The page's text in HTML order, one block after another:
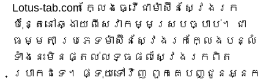
Lotus-tab.com ក្លែងធ្វើជាម៉ាស៊ីនស្វែងរក
ប៉ុន្តែនៅឆ្ងាយពីសេវាកម្មស្របច្បាប់។ ជា
ធម្មតា ប្រភេទម៉ាស៊ីនស្វែងរកក្លែងបន្លំ
ទាំងនេះមិនផ្តល់លទ្ធផលស្វែងរកពិត
ប្រាកដទេ។ ផ្ទុយទៅវិញ ពួកគេបញ្ជូនអ្នក